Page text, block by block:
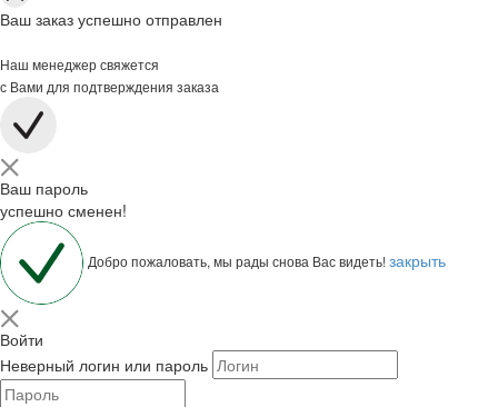
Ваш заказ успешно отправлен
Наш менеджер свяжется
с Вами для подтверждения заказа
Ваш пароль
успешно сменен!
Добро пожаловать, мы рады снова Вас видеть!закрыть
Войти
Неверный логин или пароль